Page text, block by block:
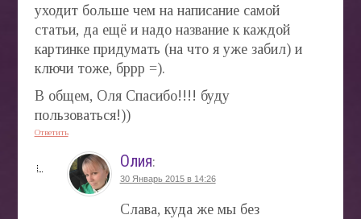
уходит больше чем на написание самой
статьи, да ещё и надо название к каждой
картинке придумать (на что я уже забил) и
ключи тоже, бррр =).
В общем, Оля Спасибо!!!! буду
пользоваться!))
Ответить
Олия:
30 Январь 2015 в 14:26
Слава, куда же мы без